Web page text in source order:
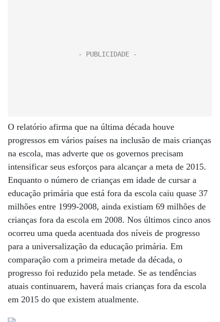
O relatório afirma que na última década houve
progressos em vários países na inclusão de mais crianças
na escola, mas adverte que os governos precisam
intensificar seus esforços para alcançar a meta de 2015.
Enquanto o número de crianças em idade de cursar a
educação primária que está fora da escola caiu quase 37
milhões entre 1999-2008, ainda existiam 69 milhões de
crianças fora da escola em 2008. Nos últimos cinco anos
ocorreu uma queda acentuada dos níveis de progresso
para a universalização da educação primária. Em
comparação com a primeira metade da década, o
progresso foi reduzido pela metade. Se as tendências
atuais continuarem, haverá mais crianças fora da escola
em 2015 do que existem atualmente.